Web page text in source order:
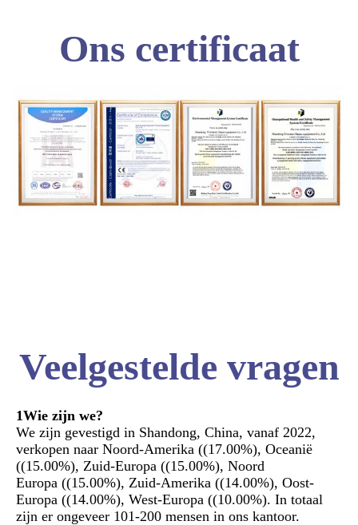
Ons certificaat
Veelgestelde vragen
1Wie zijn we?
We zijn gevestigd in Shandong, China, vanaf 2022,
verkopen naar Noord-Amerika ((17.00%), Oceanië
((15.00%), Zuid-Europa ((15.00%), Noord
Europa ((15.00%), Zuid-Amerika ((14.00%), Oost-
Europa ((14.00%), West-Europa ((10.00%). In totaal
zijn er ongeveer 101-200 mensen in ons kantoor.